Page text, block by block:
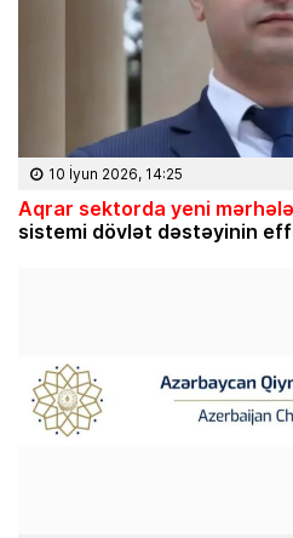
10 İyun 2026, 14:25
Aqrar sektorda yeni
sistemi dövlət dəstəyinin